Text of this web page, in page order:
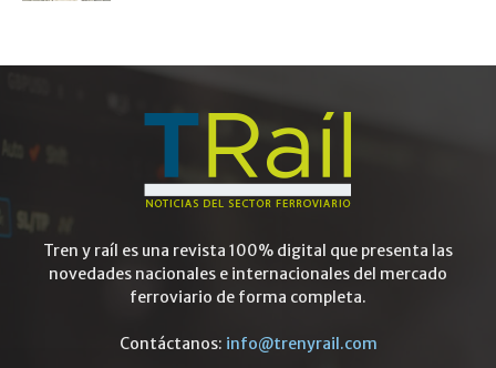
Tren y raíl es una revista 100% digital que presenta las
novedades nacionales e internacionales del mercado
ferroviario de forma completa.
Contáctanos: info@trenyrail.com